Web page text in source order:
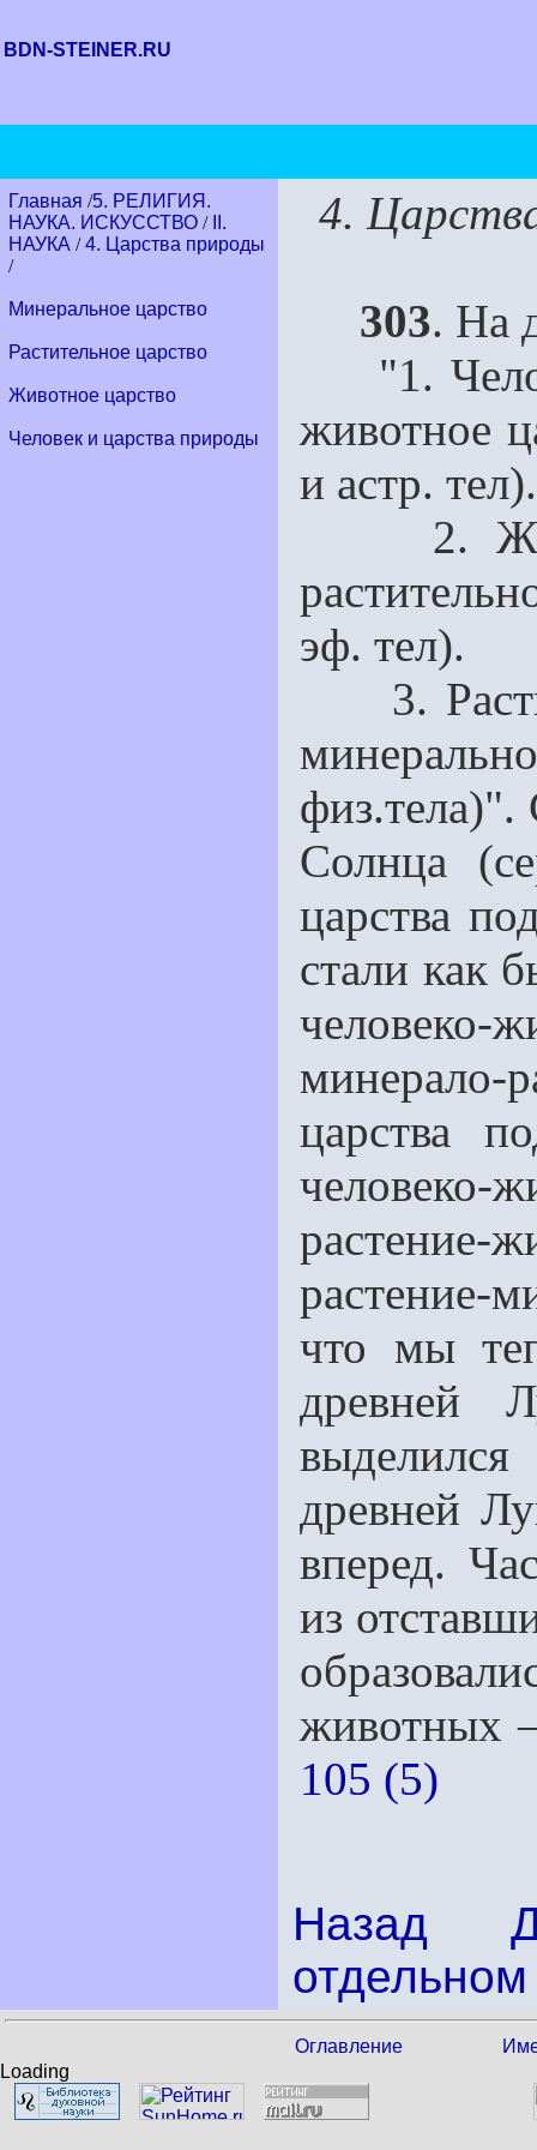
BDN-STEINER.RU
Главная /5. РЕЛИГИЯ.
НАУКА. ИСКУССТВО /
II.
НАУКА /4. Царства природы
/
Минеральное царство
Растительное царство
Животное царство
Человек и царства природы
4.
303. На
"1.
животное
и астр. тел).
2.
эф. тел).
3.
Солнца
царства
стали как
человеко-
минерало-
царства
растение-
что мы
древней
древней
вперед.
из
животных
105 (5)
Назад
Оглавление
Loading